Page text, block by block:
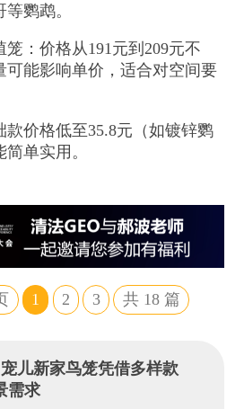
鹦鹉。
：价格从191元到209元不
可能影响单价，适合对空间要
价格低至35.8元（如镀锌鹦
单实用。
1 2 3 共18 篇
宠儿新家鸟笼凭借多样款
需求